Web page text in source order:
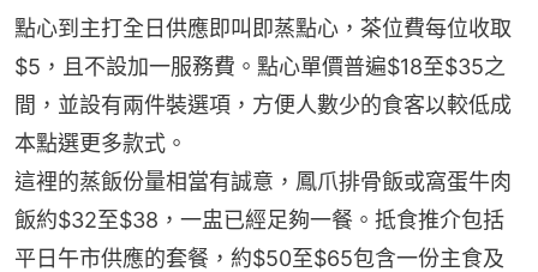
點心到主打全日供應即叫即蒸點心，茶位費每位收取
$5，且不設加一服務費。點心單價普遍$18至$35之
間，並設有兩件裝選項，方便人數少的食客以較低成
本點選更多款式。
這裡的蒸飯份量相當有誠意，鳳爪排骨飯或窩蛋牛肉
飯約$32至$38，一盅已經足夠一餐。抵食推介包括
平日午市供應的套餐，約$50至$65包含一份主食及